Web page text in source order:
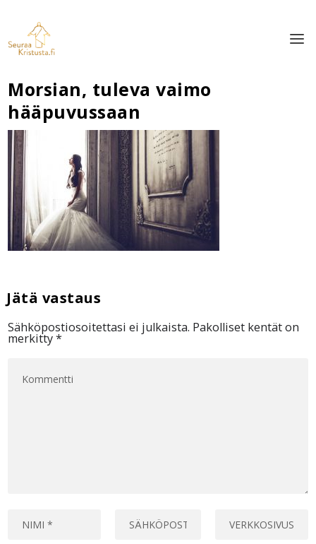
Morsian, tuleva vaimo
hääpuvussaan
Sähköpostiosoitettasi ei julkaista. Pakolliset kentät on
merkitty*